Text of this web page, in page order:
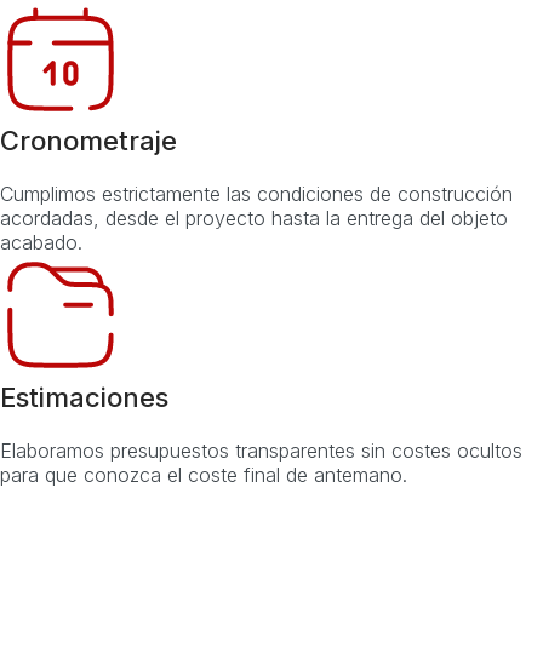
Cronometraje
Cumplimos estrictamente las condiciones de construcción
acordadas, desde el proyecto hasta la entrega del objeto
acabado.
Estimaciones
Elaboramos presupuestos transparentes sin costes ocultos
para que conozca el coste final de antemano.